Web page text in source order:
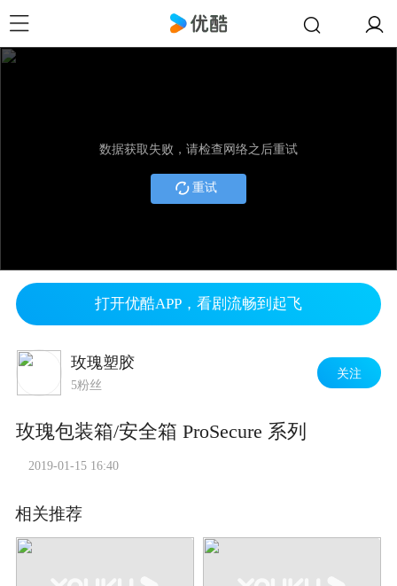
数据获取失败，请检查网络之后重试
重试
打开优酷APP，看剧流畅到起飞
玫瑰塑胶
5粉丝
关注
玫瑰包装箱/安全箱 ProSecure 系列
2019-01-15 16:40
相关推荐